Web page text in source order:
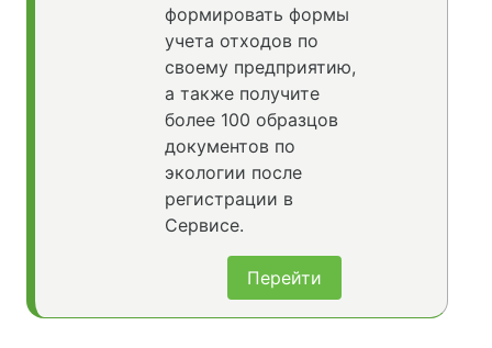
формировать формы
учета отходов по
своему предприятию,
а также получите
более 100 образцов
документов по
экологии после
регистрации в
Сервисе.
Перейти